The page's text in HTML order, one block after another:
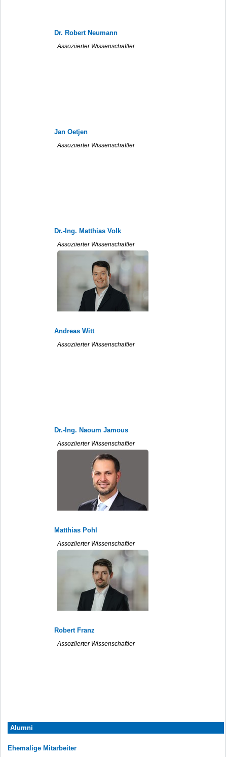
Dr. Robert Neumann
Assoziierter Wissenschaftler
Jan Oetjen
Assoziierter Wissenschaftler
Dr.-Ing. Matthias Volk
Assoziierter Wissenschaftler
Andreas Witt
Assoziierter Wissenschaftler
Dr.-Ing. Naoum Jamous
Assoziierter Wissenschaftler
Matthias Pohl
Assoziierter Wissenschaftler
Robert Franz
Assoziierter Wissenschaftler
Alumni
Ehemalige Mitarbeiter